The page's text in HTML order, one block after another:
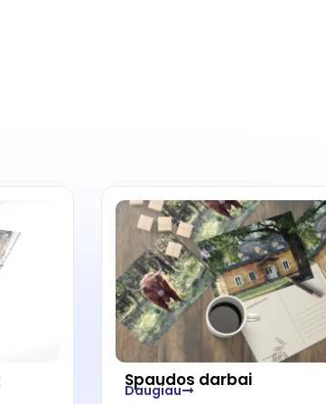
Spaudos darbai
Daugiau